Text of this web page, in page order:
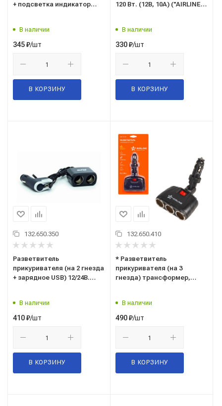
+ подсветка индикатор
В наличии
345₽/шт
В КОРЗИНУ
120 Вт. (12В, 10А) ("AIRLINE")
В наличии
330₽/шт
В КОРЗИНУ
132.650.350
Разветвитель
прикуривателя (на 2 гнезда
+ зарядное USB) 12/24В.
В наличии
410₽/шт
В КОРЗИНУ
132.650.410
* Разветвитель
прикуривателя (на 3
гнезда) трансформер,
В наличии
490₽/шт
В КОРЗИНУ